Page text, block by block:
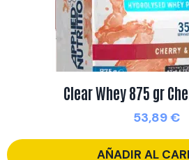
Clear Whey 875 gr
53,89€
AÑADIR AL